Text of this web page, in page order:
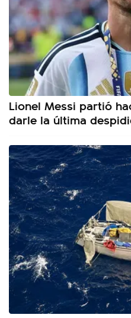
Lionel Messi partió
darle la última